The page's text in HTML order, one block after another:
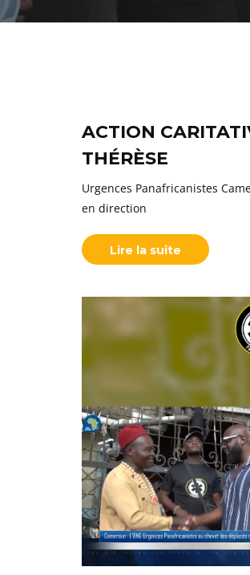
ACTION
THÉRÈSE
Urgences Panafricanistes
en direction
Lire la suite